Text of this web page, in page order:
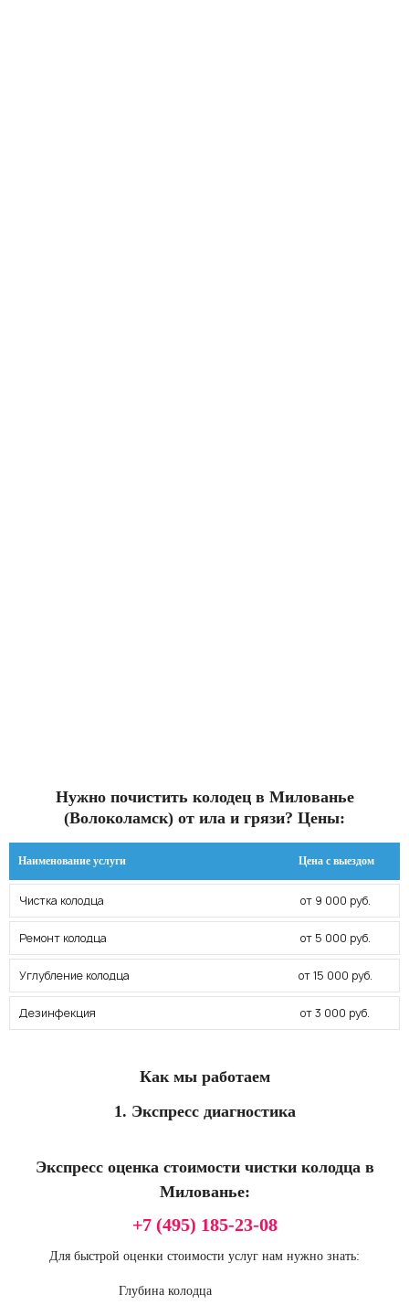
Нужно почистить колодец в Милованье
(Волоколамск) от ила и грязи? Цены:
Наименование услуги Цена с выездом
Чистка колодца от 9 000 руб.
Ремонт колодца от 5 000 руб.
Углубление колодца от 15 000 руб.
Дезинфекция от 3 000 руб.
Как мы работаем
1. Экспресс диагностика
Экспресс оценка стоимости чистки колодца в
Милованье:
+7 (495) 185-23-08
Для быстрой оценки стоимости услуг нам нужно знать:
Глубина колодца